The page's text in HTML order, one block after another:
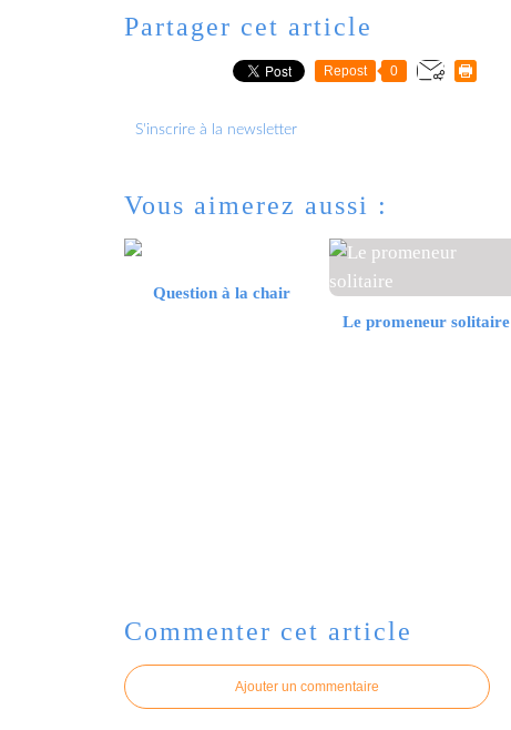
Partager cet article
Repost 0
S'inscrire à la newsletter
Vous aimerez aussi :
Question à la chair
Le promeneur solitaire
Commenter cet article
Ajouter un commentaire